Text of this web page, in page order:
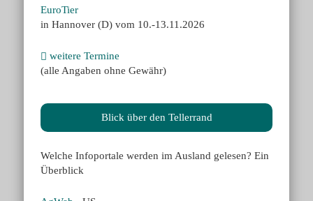
EuroTier
in Hannover (D) vom 10.-13.11.2026
weitere Termine
(alle Angaben ohne Gewähr)
Blick über den Tellerrand
Welche Infoportale werden im Ausland gelesen? Ein
Überblick